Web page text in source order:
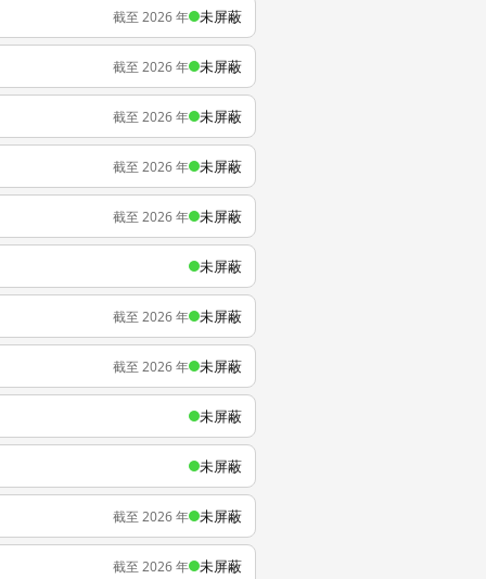
截至 2026 年 未屏蔽
截至 2026 年 未屏蔽
截至 2026 年 未屏蔽
截至 2026 年 未屏蔽
截至 2026 年 未屏蔽
未屏蔽
截至 2026 年 未屏蔽
截至 2026 年 未屏蔽
未屏蔽
未屏蔽
截至 2026 年 未屏蔽
截至 2026 年 未屏蔽